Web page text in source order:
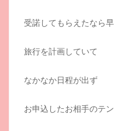
受諾してもらえたなら
旅行を計画していて
なかなか日程が出ず
お申込したお相手のテ